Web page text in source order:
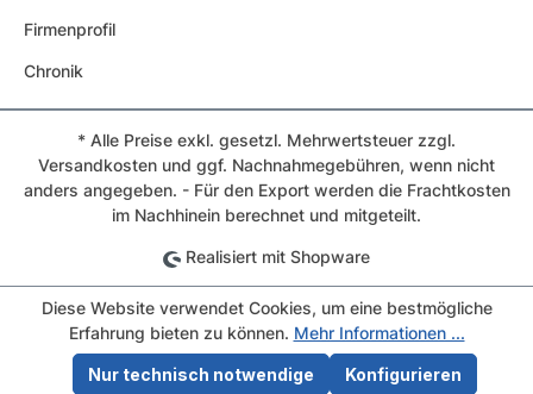
Firmenprofil
Chronik
* Alle Preise exkl. gesetzl. Mehrwertsteuer zzgl.
Versandkosten und ggf. Nachnahmegebühren, wenn nicht
anders angegeben. - Für den Export werden die Frachtkosten
im Nachhinein berechnet und mitgeteilt.
Realisiert mit Shopware
Diese Website verwendet Cookies, um eine bestmögliche
Erfahrung bieten zu können. Mehr Informationen ...
Nur technisch notwendige Konfigurieren